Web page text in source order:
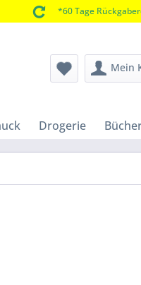
*60 Tage
Mein
Drogerie